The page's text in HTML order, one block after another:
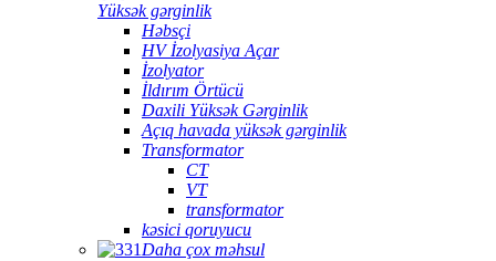
Yüksək gərginlik
Həbsçi
HV İzolyasiya Açar
İzolyator
İldırım Örtücü
Daxili Yüksək Gərginlik
Açıq havada yüksək gərginlik
Transformator
CT
VT
transformator
kəsici qoruyucu
Daha çox məhsul